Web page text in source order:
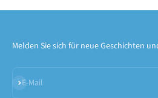
Melden Sie sich für neue Geschichten
E-Mail
Abonnieren